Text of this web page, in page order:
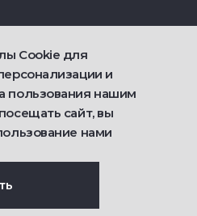
о продаже товаров
Cookie для
и
пользования нашим
сайт, вы
нами